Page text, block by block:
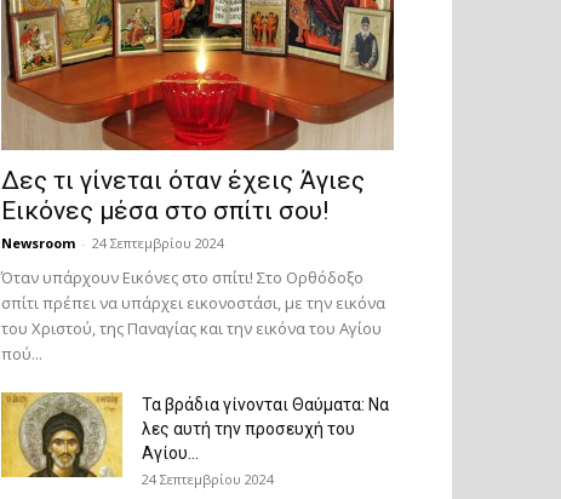
Δες τι γίνεται όταν έχεις Άγιες
Εικόνες μέσα στο σπίτι σου!
Newsroom - 24 Σεπτεμβρίου 2024
Όταν υπάρχουν Εικόνες στο σπίτι! Στο Ορθόδοξο
σπίτι πρέπει να υπάρχει εικονοστάσι, με την εικόνα
του Χριστού, της Παν­αγίας και την εικόνα του Αγίου
πού...
Τα βράδια γίνονται Θαύματα: Να
λες αυτή την προσευχή του
Αγίου...
24 Σεπτεμβρίου 2024